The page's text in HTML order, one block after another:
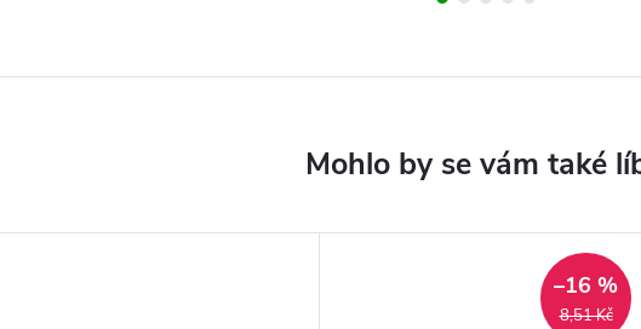
8,51 Kč
–16 %